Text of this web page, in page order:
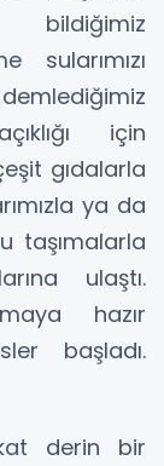
bildiğimiz
sularımızı
için
gıdalarla
ya da
taşımalarla
ulaştı.
hazır
başladı.
derin bir